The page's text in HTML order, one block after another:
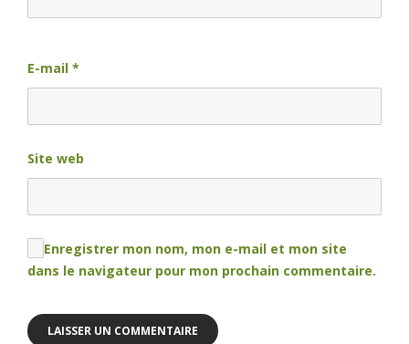
E-mail *
Site web
Enregistrer mon nom, mon e-mail et mon site
dans le navigateur pour mon prochain commentaire.